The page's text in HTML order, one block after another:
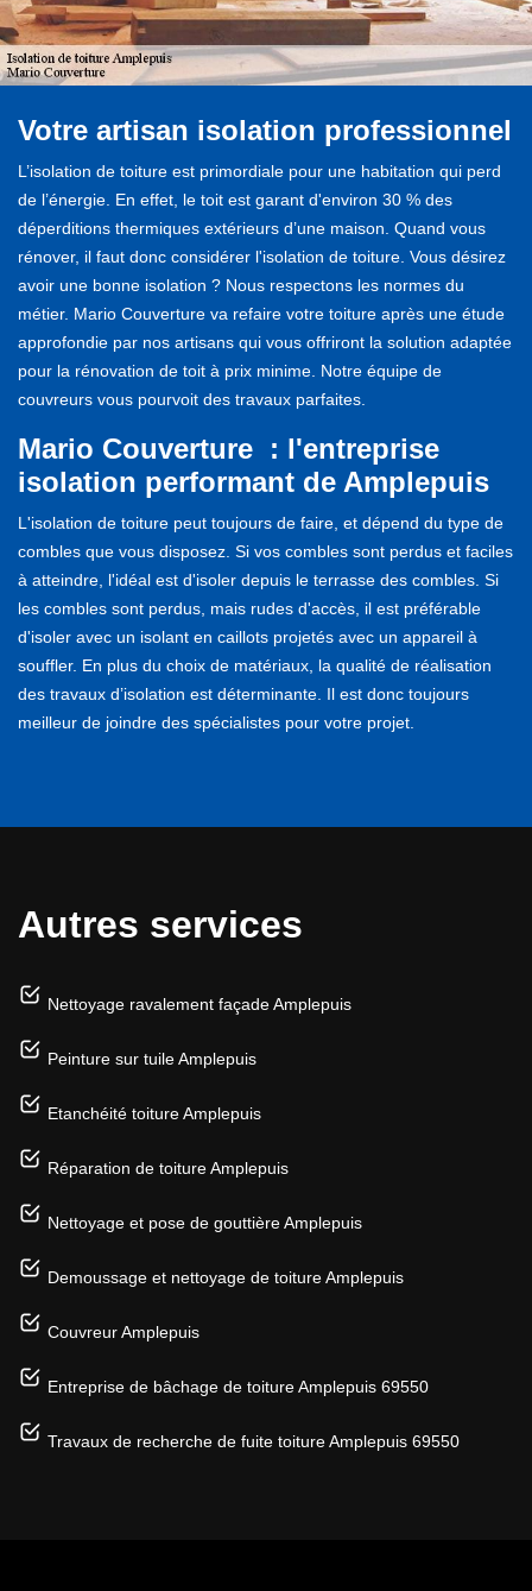
Votre artisan isolation professionnel
L’isolation de toiture est primordiale pour une habitation qui perd
de l’énergie. En effet, le toit est garant d'environ 30 % des
déperditions thermiques extérieurs d’une maison. Quand vous
rénover, il faut donc considérer l'isolation de toiture. Vous désirez
avoir une bonne isolation ? Nous respectons les normes du
métier. Mario Couverture va refaire votre toiture après une étude
approfondie par nos artisans qui vous offriront la solution adaptée
pour la rénovation de toit à prix minime. Notre équipe de
couvreurs vous pourvoit des travaux parfaites.
Mario Couverture : l'entreprise
isolation performant de Amplepuis
L'isolation de toiture peut toujours de faire, et dépend du type de
combles que vous disposez. Si vos combles sont perdus et faciles
à atteindre, l'idéal est d'isoler depuis le terrasse des combles. Si
les combles sont perdus, mais rudes d'accès, il est préférable
d'isoler avec un isolant en caillots projetés avec un appareil à
souffler. En plus du choix de matériaux, la qualité de réalisation
des travaux d’isolation est déterminante. Il est donc toujours
meilleur de joindre des spécialistes pour votre projet.
Autres services
Nettoyage ravalement façade Amplepuis
Peinture sur tuile Amplepuis
Etanchéité toiture Amplepuis
Réparation de toiture Amplepuis
Nettoyage et pose de gouttière Amplepuis
Demoussage et nettoyage de toiture Amplepuis
Couvreur Amplepuis
Entreprise de bâchage de toiture Amplepuis 69550
Travaux de recherche de fuite toiture Amplepuis 69550